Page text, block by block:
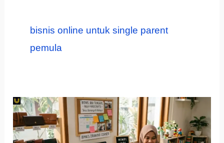
bisnis online untuk single parent
pemula